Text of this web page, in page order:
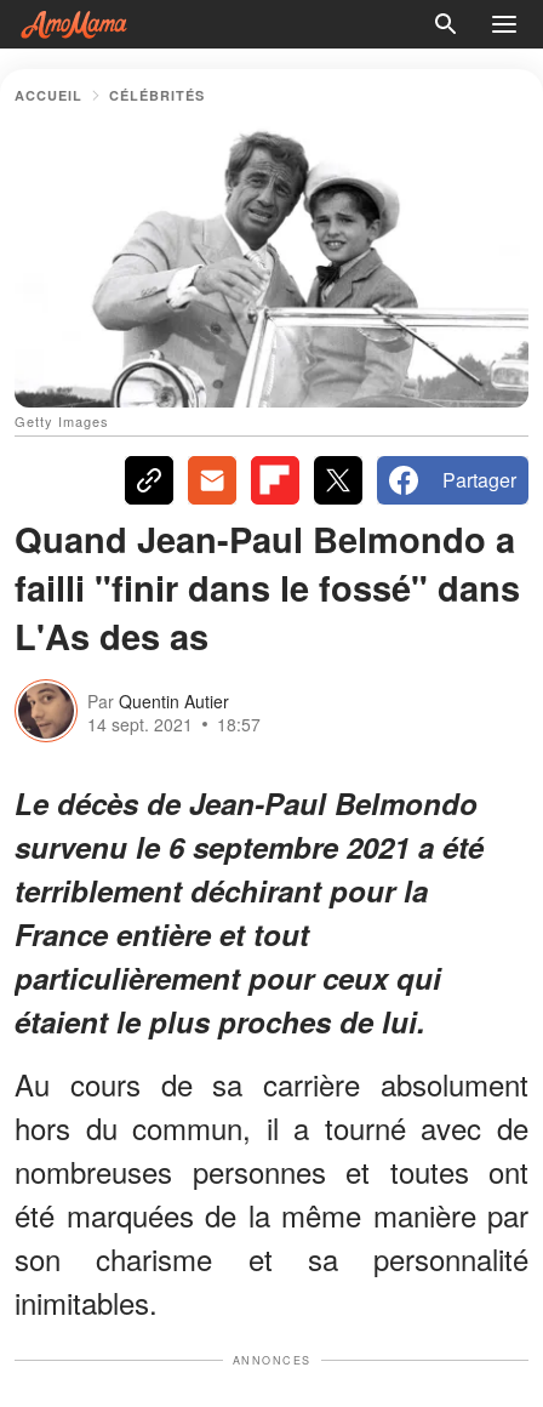
ACCUEIL CÉLÉBRITÉS
Getty Images
Partager
Quand Jean-Paul Belmondo a
failli "finir dans le fossé" dans
L'As des as
Par Quentin Autier
14 sept. 2021
18:57
Le décès de Jean-Paul Belmondo
survenu le 6 septembre 2021 a été
terriblement déchirant pour la
France entière et tout
particulièrement pour ceux qui
étaient le plus proches de lui.
Au cours de sa carrière absolument
hors du commun, il a tourné avec de
nombreuses personnes et toutes ont
été marquées de la même manière par
son charisme et sa personnalité
inimitables.
ANNONCES